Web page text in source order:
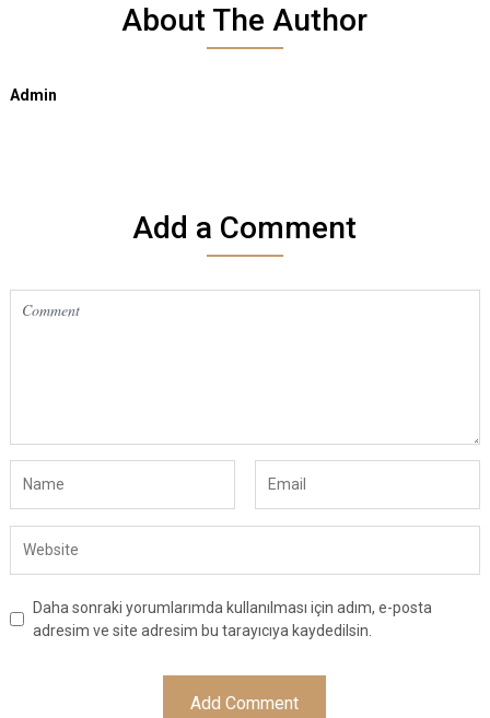
About The Author
Admin
Add a Comment
Daha sonraki yorumlarımda kullanılması için adım, e-posta
adresim ve site adresim bu tarayıcıya kaydedilsin.